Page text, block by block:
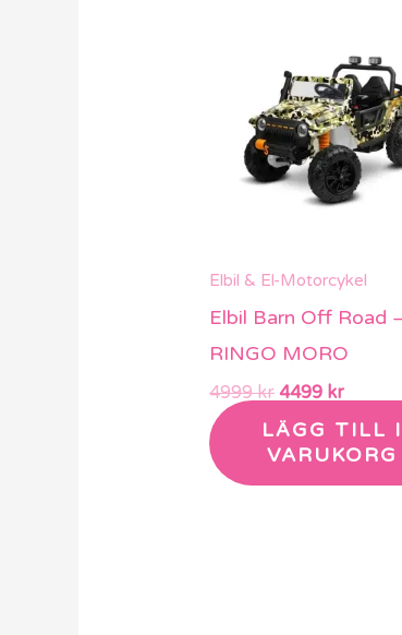
Elbil & El-Motorcykel
Elbil Barn Off Road
RINGO MORO
4999kr
priset
var:
4999 kr.
4499 kr
priset
är:
4499
LÄGG TILL I
VARUKORG